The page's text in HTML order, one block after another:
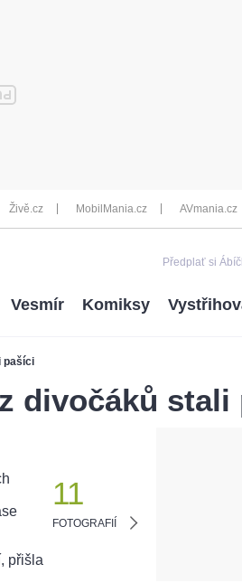
Živě.cz MobilMania.cz AVmania.cz
Předplať si
pašíci
Vesmír Komiksy
divočáků stali
11
FOTOGRAFIÍ